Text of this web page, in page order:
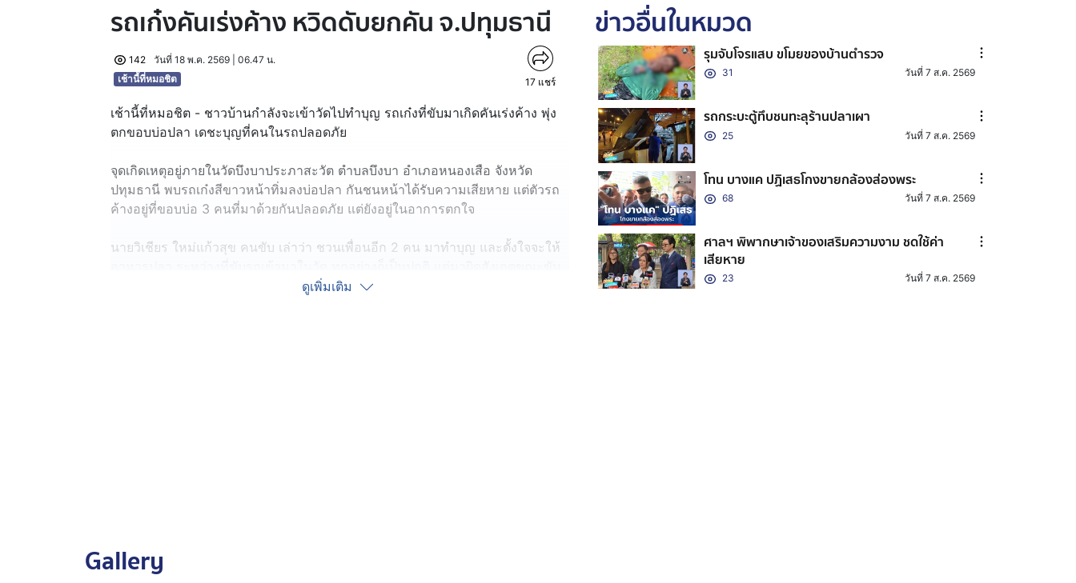
รถเก๋งคันเร่งค้าง หวิดดับยกคัน จ.ปทุมธานี
142
วันที่ 18 พ.ค. 2569 | 06.47 น.
เช้านี้ที่หมอชิต
17 แชร์
เช้านี้ที่หมอชิต - ชาวบ้านกำลังจะเข้าวัดไปทำบุญ รถเก๋งที่ขับมาเกิดคันเร่งค้าง พุ่ง
ตกขอบบ่อปลา เดชะบุญที่คนในรถปลอดภัย
จุดเกิดเหตุอยู่ภายในวัดบึงบาประภาสะวัต ตำบลบึงบา อำเภอหนองเสือ จังหวัด
ปทุมธานี พบรถเก๋งสีขาวหน้าทิ่มลงบ่อปลา กันชนหน้าได้รับความเสียหาย แต่ตัวรถ
ค้างอยู่ที่ขอบบ่อ 3 คนที่มาด้วยกันปลอดภัย แต่ยังอยู่ในอาการตกใจ
นายวิเชียร ใหม่แก้วสุข คนขับ เล่าว่า ชวนเพื่อนอีก 2 คน มาทำบุญ และตั้งใจจะให้
ผ่านหน้าเมรุ เพื่อมาจอดใกล้กับบ่อปลา รอบเครื่องเกิดเร่งขึ้นเอง ทั้ง ๆ ที่ถอนคันเร่ง
ดูเพิ่มเติม
ข่าวอื่นในหมวด
รุมจับโจรแสบ ขโมยของบ้านตำรวจ
31 วันที่ 7 ส.ค. 2569
รถกระบะตู้ทึบชนทะลุร้านปลาเผา
25 วันที่ 7 ส.ค. 2569
โทน บางแค ปฏิเสธโกงขายกล้องส่องพระ
68 วันที่ 7 ส.ค. 2569
ศาลฯ พิพากษาเจ้าของเสริมความงาม ชดใช้ค่า
เสียหาย
23 วันที่ 7 ส.ค. 2569
Gallery